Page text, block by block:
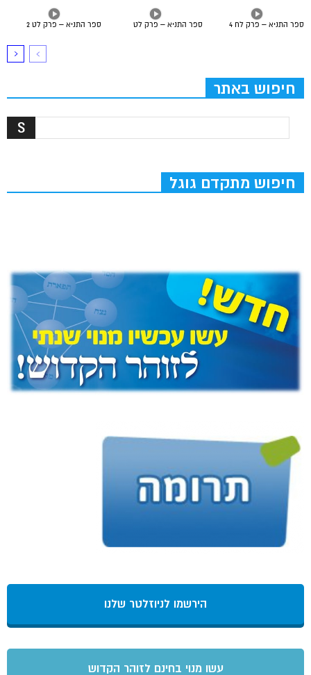
ספר התניא – פרק לט 2 ספר התניא – פרק לט ספר התניא – פרק לח 4
חיפוש באתר
חיפוש מתקדם גוגל
הירשמו לניוזלטר שלנו
עשו מנוי בחינם לזוהר הקדוש